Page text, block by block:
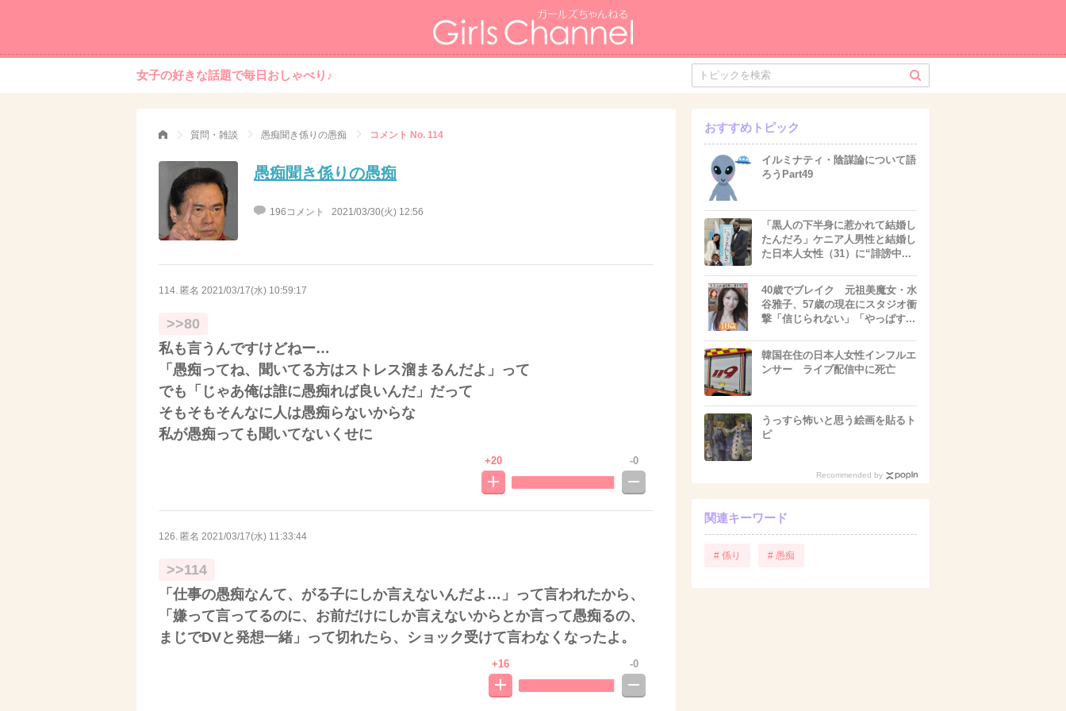
女子の好きな話題で毎日おしゃべり♪
質問・雑談 愚痴聞き係りの愚痴 コメント No. 114
愚痴聞き係りの愚痴
196コメント 2021/03/30(火) 12:56
114. 匿名 2021/03/17(水) 10:59:17
>>80
私も言うんですけどねー…
「愚痴ってね、聞いてる方はストレス溜まるんだよ」って
でも「じゃあ俺は誰に愚痴れば良いんだ」だって
そもそもそんなに人は愚痴らないからな
私が愚痴っても聞いてないくせに
+20 -0
126. 匿名 2021/03/17(水) 11:33:44
>>114
「仕事の愚痴なんて、がる子にしか言えないんだよ…」って言われたから、
「嫌って言ってるのに、お前だけにしか言えないからとか言って愚痴るの、
まじでDVと発想一緒」って切れたら、ショック受けて言わなくなったよ。
+16 -0
おすすめトピック
イルミナティ・陰謀論について語
ろうPart49
「黒人の下半身に惹かれて結婚し
たんだろ」ケニア人男性と結婚し
た日本人女性（31）に“誹謗中...
40歳でブレイク 元祖美魔女・水
谷雅子、57歳の現在にスタジオ衝
撃「信じられない」「やっぱす...
韓国在住の日本人女性インフルエ
ンサー ライブ配信中に死亡
うっすら怖いと思う絵画を貼るト
ピ
Recommended by
関連キーワード
# 係り # 愚痴